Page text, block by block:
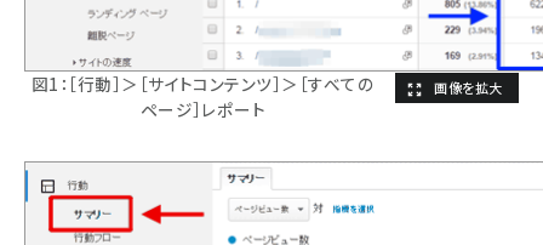
図1：［行動］＞［サイトコンテンツ］＞［すべての
ページ］レポート